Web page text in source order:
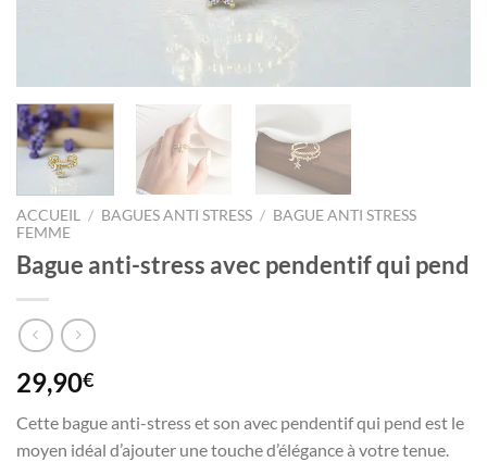
ACCUEIL / BAGUES ANTI STRESS / BAGUE ANTI STRESS
FEMME
Bague anti-stress avec pendentif qui pend
29,90€
Cette bague anti-stress et son avec pendentif qui pend est le
moyen idéal d’ajouter une touche d’élégance à votre tenue.